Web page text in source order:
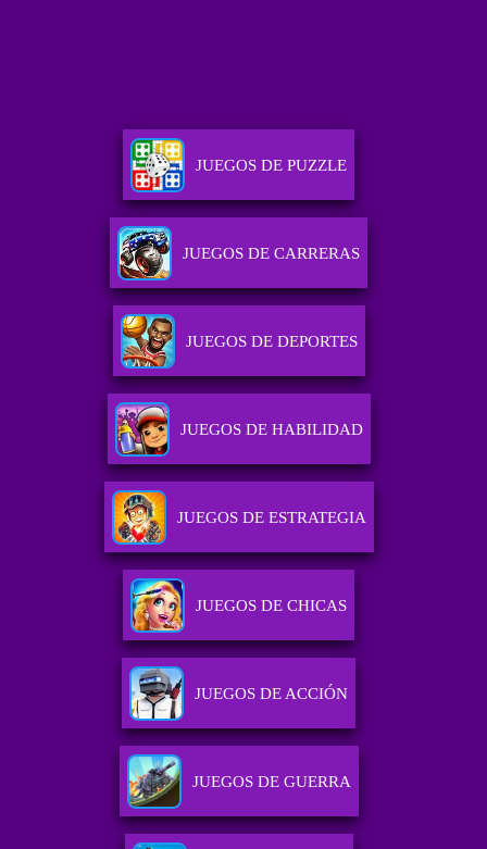
JUEGOS DE PUZZLE
JUEGOS DE CARRERAS
JUEGOS DE DEPORTES
JUEGOS DE HABILIDAD
JUEGOS DE ESTRATEGIA
JUEGOS DE CHICAS
JUEGOS DE ACCIÓN
JUEGOS DE GUERRA